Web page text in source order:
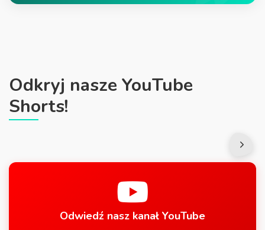
Odkryj nasze YouTube
Shorts!
Odwiedź nasz kanał YouTube